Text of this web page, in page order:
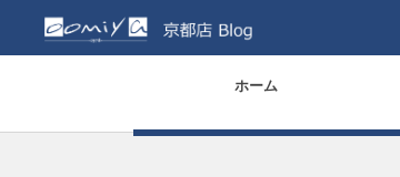
ホーム